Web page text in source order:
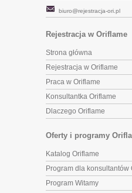
biuro@rejestracja-ori.pl
Rejestracja w Oriflame
Strona główna
Rejestracja w Oriflame
Praca w Oriflame
Konsultantka Oriflame
Dlaczego Oriflame
Oferty i programy
Katalog Oriflame
Program dla konsultantów
Program Witamy